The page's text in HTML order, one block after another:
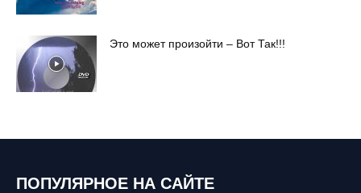
Это может произойти – Вот Так!!!
ПОПУЛЯРНОЕ НА САЙТЕ